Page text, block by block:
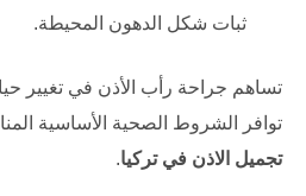
ثبات شكل الدهون المحيطة.
تساهم جراحة رأب الأذن في تغيير
توافر الشروط الصحية الأساسية
تجميل الاذن في تركيا.